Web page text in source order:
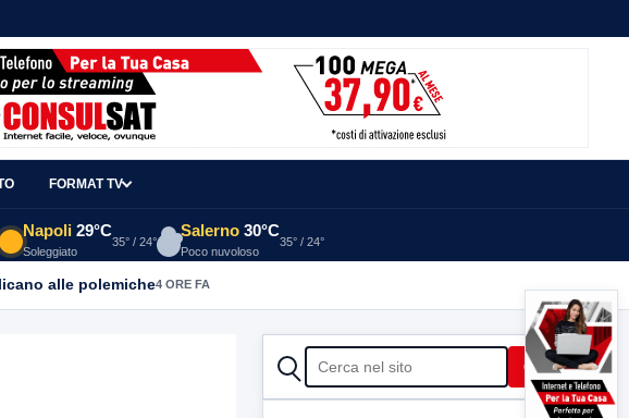
FORMAT TV
Napoli 29°C
Soleggiato
35° / 24°
Salerno 30°C
Poco nuvoloso
35° / 24°
alle polemiche4 ORE FA
CERCA Cerca